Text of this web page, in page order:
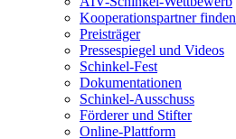
Kooperationspartner finden
Preisträger
Pressespiegel und Videos
Schinkel-Fest
Dokumentationen
Schinkel-Ausschuss
Förderer und Stifter
Online-Plattform